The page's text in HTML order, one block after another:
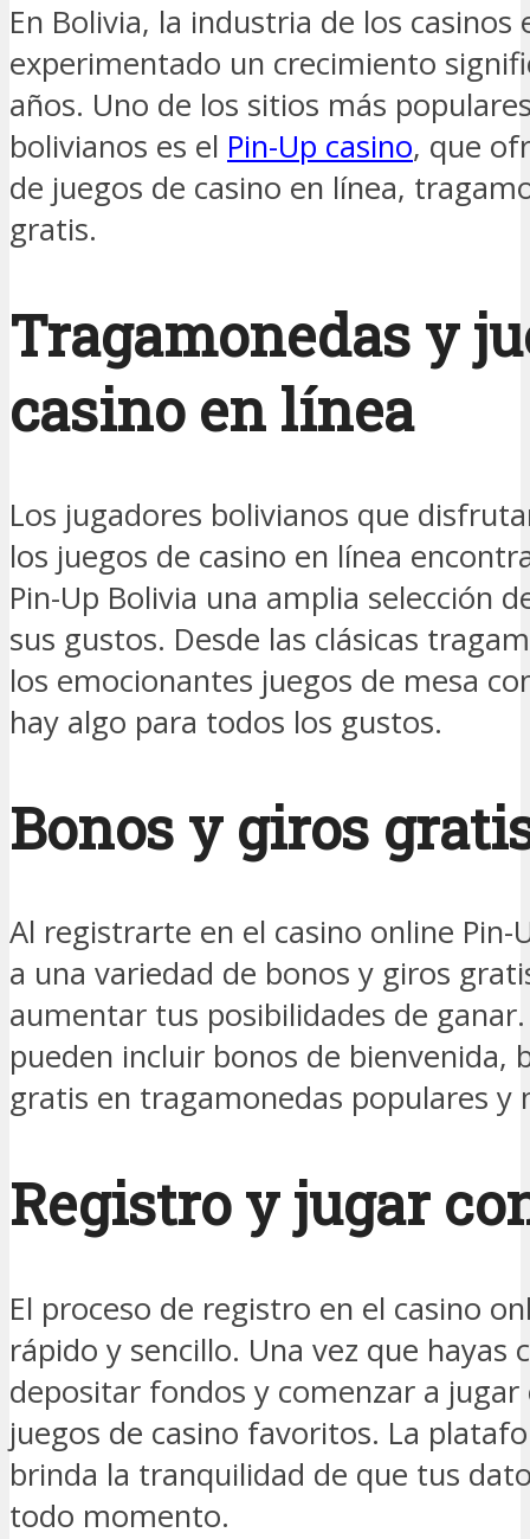
En Bolivia, la industria de los casinos
experimentado un crecimiento
años. Uno de los sitios más
bolivianos es el Pin-Up casino, que
de juegos de casino en línea,
gratis.
Tragamonedas y
casino en línea
Los jugadores bolivianos que
los juegos de casino en línea
Pin-Up Bolivia una amplia selección
sus gustos. Desde las clásicas
los emocionantes juegos de mesa
hay algo para todos los gustos.
Bonos y giros
Al registrarte en el casino online Pin-
a una variedad de bonos y giros
aumentar tus posibilidades de
pueden incluir bonos de bienvenida,
gratis en tragamonedas populares y
Registro y jugar
El proceso de registro en el casino
rápido y sencillo. Una vez que hayas
depositar fondos y comenzar a
juegos de casino favoritos. La
brinda la tranquilidad de que tus
todo momento.